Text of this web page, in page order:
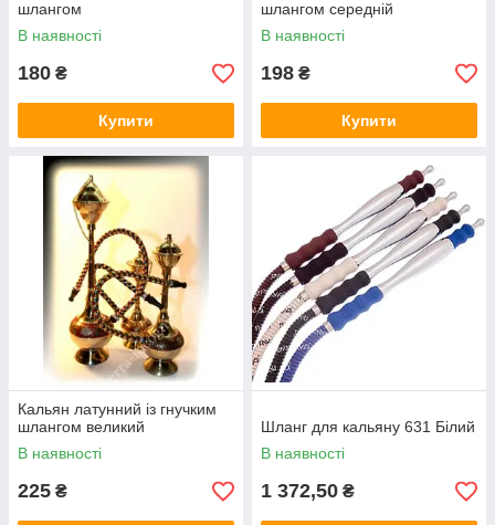
шлангом
В наявності
180 ₴
Купити
шлангом середній
В наявності
198 ₴
Купити
Кальян латунний із гнучким
шлангом великий
В наявності
225 ₴
Шланг для кальяну 631 Білий
В наявності
1 372,50 ₴